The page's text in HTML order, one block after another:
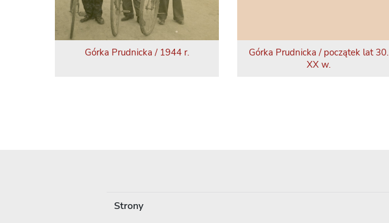
Górka Prudnicka / 1944 r.
Górka Prudnicka / początek lat 30.
XX w.
Strony